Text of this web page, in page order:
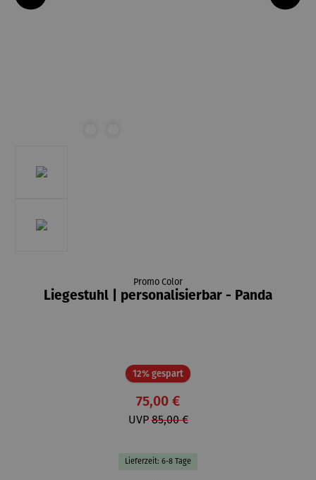
Promo Color
Liegestuhl | personalisierbar - Panda
12% gespartRabatt
75,00 €
UVP85,00 €
Lieferzeit: 6-8 Tage